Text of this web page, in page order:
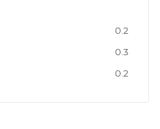
0.2
0.3
0.2